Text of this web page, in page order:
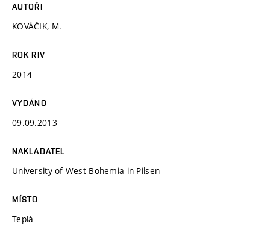
AUTOŘI
KOVÁČIK, M.
ROK RIV
2014
VYDÁNO
09.09.2013
NAKLADATEL
University of West Bohemia in Pilsen
MÍSTO
Teplá